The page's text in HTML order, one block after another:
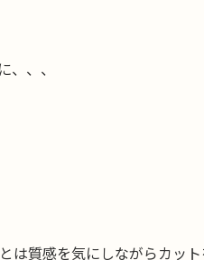
、、、
は質感を気にしながらカット